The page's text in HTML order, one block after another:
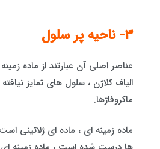
٣- ناحیه پر سلول
عناصر اصلی آن عبارتند از ماده
الیاف کلاژن ، سلول های تمایز
ماکروفاژها.
ماده زمینه ای ، ماده ای ژلاتینی